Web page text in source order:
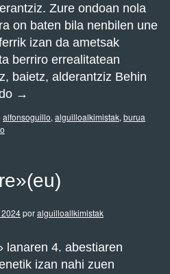
Zure ondoan nola
on baten bila nenbilen une
izan da ametsak
berriro errealitatean
baietz, alderantziz Behin
→
alfonsoguillo, alguilloalkimistak, burua
poralguilloallkimistak
lanaren 4. abestiaren
izan nahi zuen